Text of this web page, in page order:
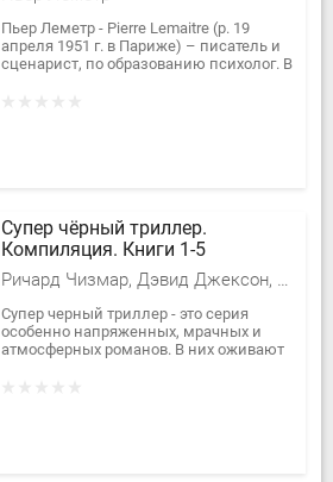
Пьер Леметр - Pierre Lemaitre (р. 19
апреля 1951 г. в Париже) – писатель и
сценарист, по образованию психолог. В
Супер чёрный триллер.
Компиляция. Книги 1-5
Ричард Чизмар, Дэвид Джексон, Тиффани Джексон, Сэм Холланд, Эйвери Бишоп
Супер черный триллер - это серия
особенно напряженных, мрачных и
атмосферных романов. В них оживают